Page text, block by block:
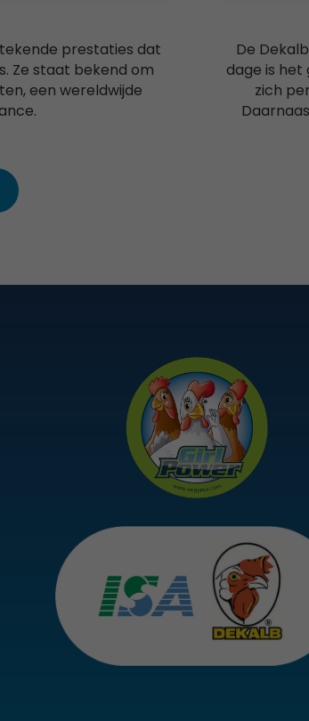
prestaties dat
Ze staat bekend om
een wereldwijde
De
dage is het
zich
Noodzakelijk
Deze
cookies zijn
niet
en structuur
van de
website te
kunnen
verbeteren
op basis van
hoe de
website
gebruikt.
Ervaring
Om onze
website zo
mogelijk te